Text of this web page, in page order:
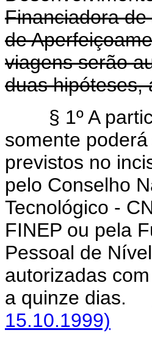
Financiadora
de
viagens serão
duas hipóteses,
§ 1º A
somente
previstos no
pelo Conselho
Tecnológico -
FINEP ou pela
Pessoal de
autorizadas
a quinze dias.
15.10.1999)